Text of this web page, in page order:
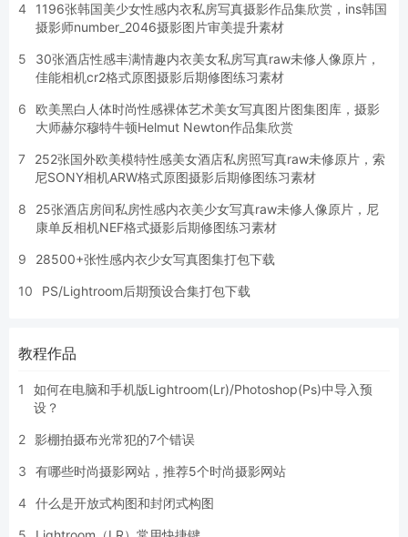
4
1196张韩国美少女性感内衣私房写真摄影作品集欣赏，ins韩国
摄影师number_2046摄影图片审美提升素材
5
30张酒店性感丰满情趣内衣美女私房写真raw未修人像原片，
佳能相机cr2格式原图摄影后期修图练习素材
6
欧美黑白人体时尚性感裸体艺术美女写真图片图集图库，摄影
大师赫尔穆特牛顿Helmut Newton作品集欣赏
7
252张国外欧美模特性感美女酒店私房照写真raw未修原片，索
尼SONY相机ARW格式原图摄影后期修图练习素材
8
25张酒店房间私房性感内衣美少女写真raw未修人像原片，尼
康单反相机NEF格式摄影后期修图练习素材
9 28500+张性感内衣少女写真图集打包下载
10 PS/Lightroom后期预设合集打包下载
教程作品
1
如何在电脑和手机版Lightroom(Lr)/Photoshop(Ps)中导入预
设？
2 影棚拍摄布光常犯的7个错误
3 有哪些时尚摄影网站，推荐5个时尚摄影网站
4 什么是开放式构图和封闭式构图